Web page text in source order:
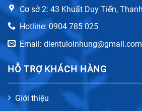
Cơ sở 2: 43 Khuất Duy Tiến,
Hotline: 0904 785 025
Email: dientuloinhung@gmail.com
HỖ TRỢ KHÁCH HÀNG
Giới thiệu